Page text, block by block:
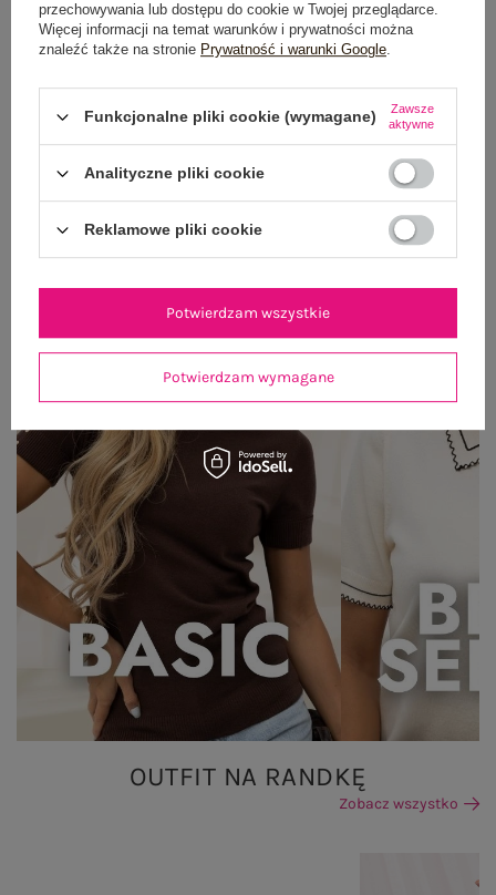
54,99 zł
L/XL
OUTFIT NA RANDKĘ
Zobacz wszystko
przechowywania lub dostępu do cookie w Twojej przeglądarce.
Więcej informacji na temat warunków i prywatności można
znaleźć także na stronie Prywatność i warunki Google.
Funkcjonalne pliki cookie (wymagane)
Zawsze
aktywne
Analityczne pliki cookie
Reklamowe pliki cookie
Potwierdzam wymagane
Potwierdzam wszystkie